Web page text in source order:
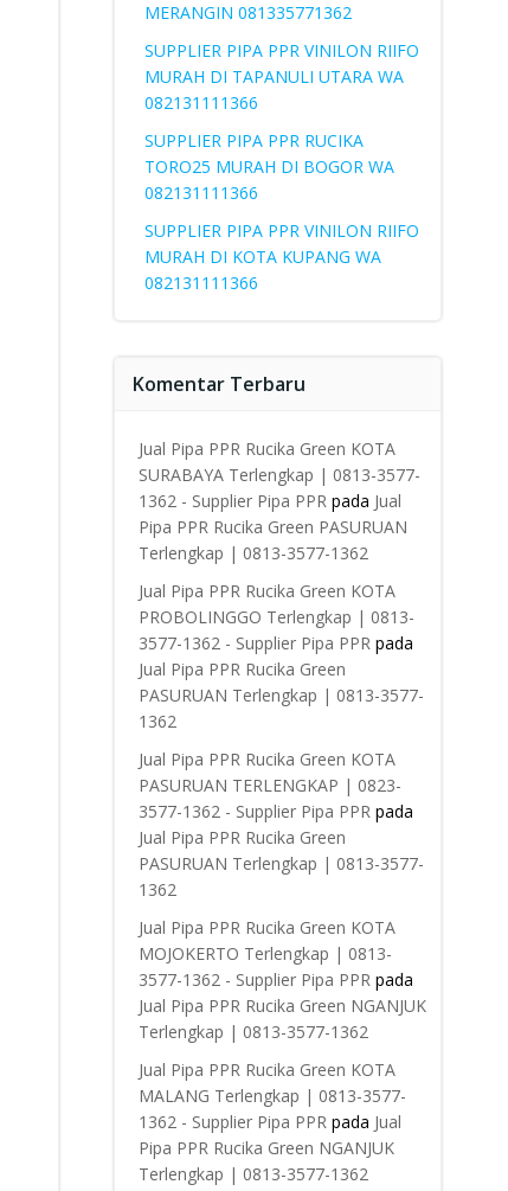
MERANGIN 081335771362
SUPPLIER PIPA PPR VINILON RIIFO
MURAH DI TAPANULI UTARA WA
082131111366
SUPPLIER PIPA PPR RUCIKA
TORO25 MURAH DI BOGOR WA
082131111366
SUPPLIER PIPA PPR VINILON RIIFO
MURAH DI KOTA KUPANG WA
082131111366
Komentar Terbaru
Jual Pipa PPR Rucika Green KOTA
SURABAYA Terlengkap | 0813-3577-
1362 - Supplier Pipa PPRpada Jual
Pipa PPR Rucika Green PASURUAN
Terlengkap | 0813-3577-1362
Jual Pipa PPR Rucika Green KOTA
PROBOLINGGO Terlengkap | 0813-
3577-1362 - Supplier Pipa PPRpada
Jual Pipa PPR Rucika Green
PASURUAN Terlengkap | 0813-3577-
1362
Jual Pipa PPR Rucika Green KOTA
PASURUAN TERLENGKAP | 0823-
3577-1362 - Supplier Pipa PPRpada
Jual Pipa PPR Rucika Green
PASURUAN Terlengkap | 0813-3577-
1362
Jual Pipa PPR Rucika Green KOTA
MOJOKERTO Terlengkap | 0813-
3577-1362 - Supplier Pipa PPRpada
Jual Pipa PPR Rucika Green NGANJUK
Terlengkap | 0813-3577-1362
Jual Pipa PPR Rucika Green KOTA
MALANG Terlengkap | 0813-3577-
1362 - Supplier Pipa PPRpada Jual
Pipa PPR Rucika Green NGANJUK
Terlengkap | 0813-3577-1362